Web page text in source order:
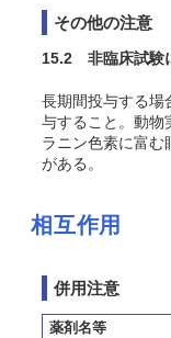
その他の注意
15.2 非臨床試験
長期間投与する場
与すること。動物
ラニン色素に富む
がある。
相互作用
併用注意
薬剤名等